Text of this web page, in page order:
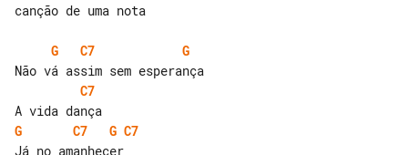
canção de uma nota
G C7
G
C7
G
C7 G C7